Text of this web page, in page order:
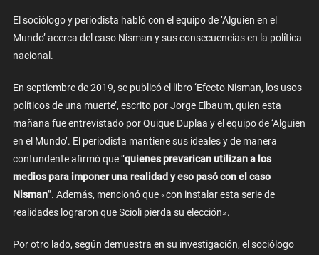
El sociólogo y periodista habló con el equipo de ‘Alguien en el
Mundo’ acerca del caso Nisman y sus consecuencias en la política
nacional.
En septiembre de 2019, se publicó el libro ‘Efecto Nisman, los usos
políticos de una muerte’, escrito por Jorge Elbaum, quien esta
mañana fue entrevistado por Quique Duplaa y el equipo de ‘Alguien
en el Mundo’. El periodista mantiene sus ideales y de manera
contundente afirmó que “quienes prevarican utilizan a los
medios para imponer una realidad y eso pasó con el caso
Nisman”. Además, mencionó que «con instalar esta serie de
realidades lograron que Scioli pierda su elección».
Por otro lado, según demuestra en su investigación, el sociólogo